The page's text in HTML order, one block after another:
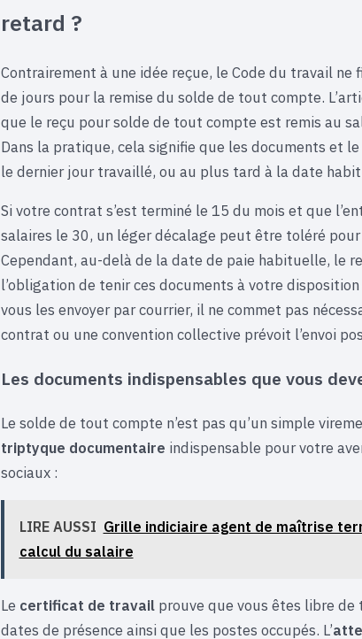
retard ?
Contrairement à une idée reçue, le Code du travail ne
de jours pour la remise du solde de tout compte.
que le reçu pour solde de tout compte est remis au
Dans la pratique, cela signifie que les documents et
le dernier jour travaillé, ou au plus tard à la date
Si votre contrat s’est terminé le 15 du mois et que
salaires le 30, un léger décalage peut être toléré
Cependant, au-delà de la date de paie habituelle, le
l’obligation de tenir ces documents à votre disposition
vous les envoyer par courrier, il ne commet pas
contrat ou une convention collective prévoit l’envoi
Les documents indispensables que vous
Le solde de tout compte n’est pas qu’un simple
triptyque documentaire indispensable pour votre
sociaux :
LIRE AUSSI Grille indiciaire agent de maîtrise
calcul du salaire
Le certificat de travail prouve que vous êtes libre
dates de présence ainsi que les postes occupés. L’